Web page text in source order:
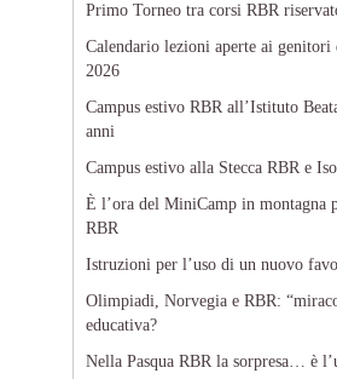
Primo Torneo tra corsi RBR
Calendario lezioni aperte ai genitori
2026
Campus estivo RBR all’Istituto
anni
Campus estivo alla Stecca RBR e
È l’ora del MiniCamp in montagna
RBR
Istruzioni per l’uso di un nuovo
Olimpiadi, Norvegia e RBR:
educativa?
Nella Pasqua RBR la sorpresa… è